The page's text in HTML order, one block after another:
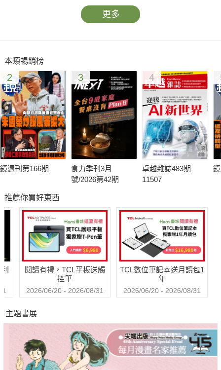
p.54相揪來農博 探索雲林農業的未來 ☉賴宛琳
從兩年前的塑化劑事件爆發後，除了抵制黑心商品、要求政府加
強食品安全檢測機制，我們只能徒然坐看食安風暴不斷發生，且
規模一次比一次還大、還廣。
當大品牌的信任崩解、當政府無法替我們把關、當社會的食安危
機已來到頂點，唯一能保護我們的，只有自己！
＝＝＝＝＝＝＝＝＝＝＝＝
食安風暴駭人 如何正本清源？ ☉賴宛琳
商人可以不講道德嗎？ ⊙張清溪
p.100食安風暴駭人 如何正本清源？ ☉賴宛琳
p.109案例1：宜蘭深溝國小附幼 小朋友自己種菜吃！ ☉曾允盈
p.112案例2：城市農夫許傑輝 樓頂耕耘開心農場 ⊙鄭少凡
p.115案例3：造福外食族 高雄市首推綠色友善餐廳 ⊙李唐峰
更多
本類暢銷榜
2
鏡週刊第166期
3
食力季刊3月
號/2026第42期
4
卓越雜誌483期
11507
推薦你買好東西
閱讀有禮，TCL平板送觸
控筆
2026/06/20 - 2026/08/31
TCL數位筆記本送月讀包1
年
2026/06/20 - 2026/08/31
主題書展